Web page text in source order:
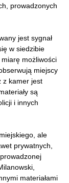
prowadzonych
jest sygnał
w siedzibie
możliwości
miejscy
z kamer jest
są
i innych
ale
prywatnych,
materiałami